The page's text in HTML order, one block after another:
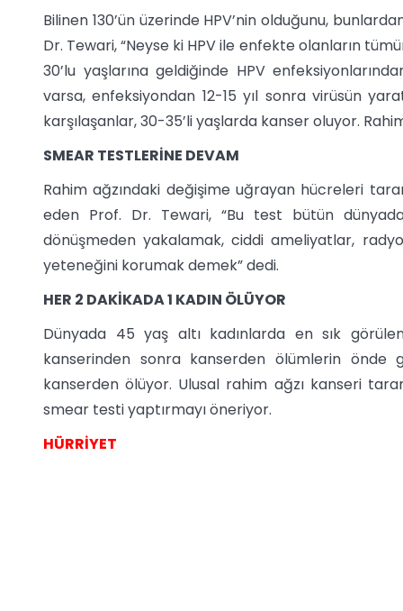
Bilinen 130’ün üzerinde HPV’nin olduğunu,
Dr. Tewari, “Neyse ki HPV ile enfekte olanların
30’lu yaşlarına geldiğinde HPV
varsa, enfeksiyondan 12-15 yıl sonra virüsün
karşılaşanlar, 30-35’li yaşlarda kanser oluyor.
SMEAR TESTLERİNE DEVAM
Rahim ağzındaki değişime uğrayan hücreleri
eden Prof. Dr. Tewari, “Bu test bütün
dönüşmeden yakalamak, ciddi ameliyatlar,
yeteneğini korumak demek” dedi.
HER 2 DAKİKADA 1 KADIN ÖLÜYOR
Dünyada 45 yaş altı kadınlarda en sık
kanserinden sonra kanserden ölümlerin
kanserden ölüyor. Ulusal rahim ağzı kanseri
smear testi yaptırmayı öneriyor.
HÜRRİYET